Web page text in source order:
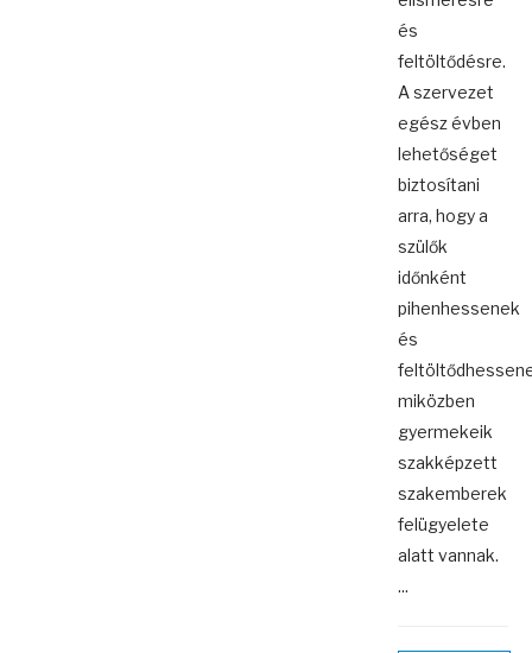
és
feltöltődésre.
A szervezet
egész évben
lehetőséget
biztosítani
arra, hogy a
szülők
időnként
pihenhessenek
és
miközben
gyermekeik
szakképzett
szakemberek
felügyelete
alatt vannak.
...